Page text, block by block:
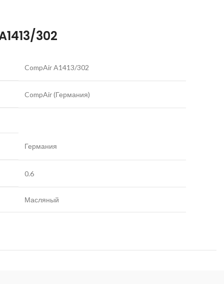
302
CompAir A1413/302
CompAir (Германия)
Германия
0.6
Масляный